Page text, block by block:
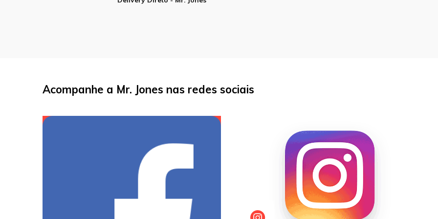
Acompanhe a Mr. Jones nas redes sociais